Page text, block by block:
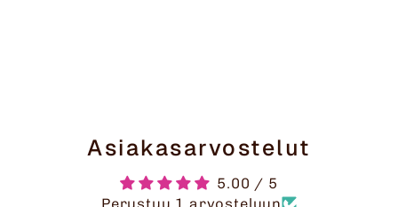
Asiakasarvostelut
5.00 / 5